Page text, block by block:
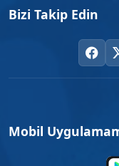
Bizi Takip Edin
Mobil